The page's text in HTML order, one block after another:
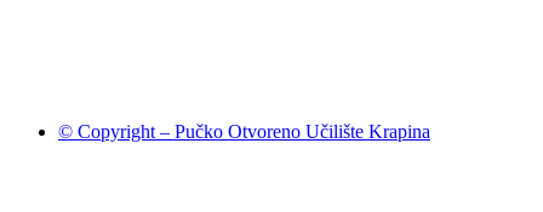
© Copyright – Pučko Otvoreno Učilište Krapina